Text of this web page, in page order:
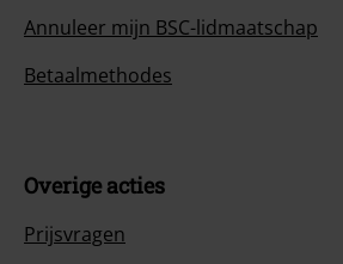
Annuleer mijn BSC-lidmaatschap
Betaalmethodes
Overige acties
Prijsvragen